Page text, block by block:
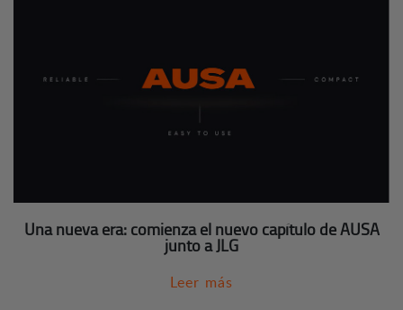
Una nueva era: comienza el nuevo capítulo de AUSA
junto a JLG
Leer más